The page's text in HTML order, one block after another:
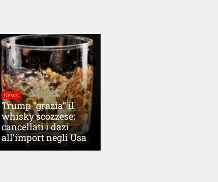
News
Trump “grazia” il
whisky scozzese:
cancellati i dazi
all’import negli Usa